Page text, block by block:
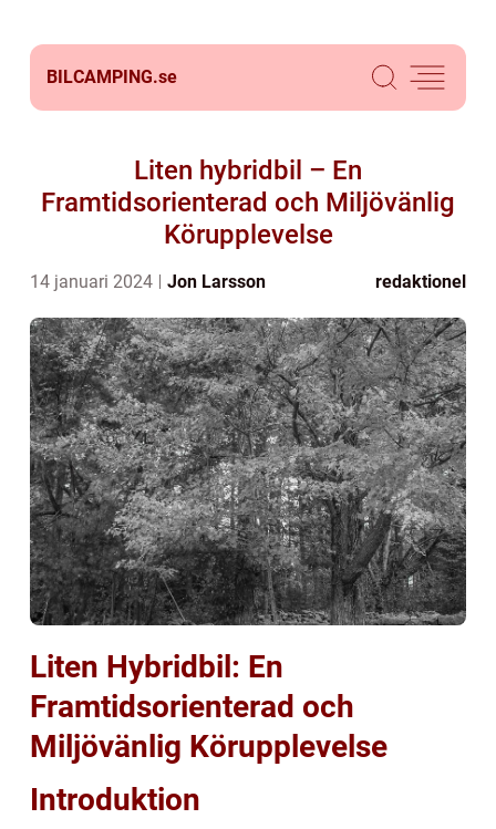
BILCAMPING.se
Liten hybridbil – En
Framtidsorienterad och Miljövänlig
Körupplevelse
14 januari 2024 Jon Larsson redaktionel
Liten Hybridbil: En
Framtidsorienterad och
Miljövänlig Körupplevelse
Introduktion